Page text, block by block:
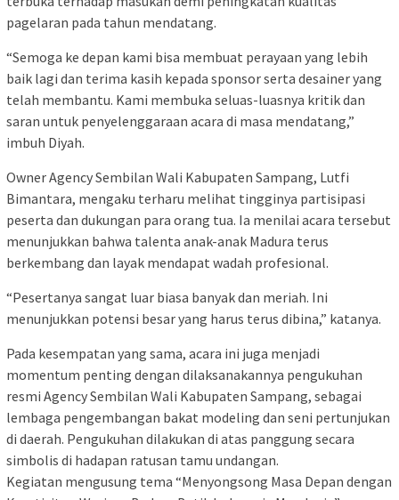
pagelaran pada tahun mendatang.
“Semoga ke depan kami bisa membuat perayaan yang lebih
baik lagi dan terima kasih kepada sponsor serta desainer yang
telah membantu. Kami membuka seluas-luasnya kritik dan
saran untuk penyelenggaraan acara di masa mendatang,”
imbuh Diyah.
Owner Agency Sembilan Wali Kabupaten Sampang, Lutfi
Bimantara, mengaku terharu melihat tingginya partisipasi
peserta dan dukungan para orang tua. Ia menilai acara tersebut
menunjukkan bahwa talenta anak-anak Madura terus
berkembang dan layak mendapat wadah profesional.
“Pesertanya sangat luar biasa banyak dan meriah. Ini
menunjukkan potensi besar yang harus terus dibina,” katanya.
Pada kesempatan yang sama, acara ini juga menjadi
momentum penting dengan dilaksanakannya pengukuhan
resmi Agency Sembilan Wali Kabupaten Sampang, sebagai
lembaga pengembangan bakat modeling dan seni pertunjukan
di daerah. Pengukuhan dilakukan di atas panggung secara
simbolis di hadapan ratusan tamu undangan.
Kegiatan mengusung tema “Menyongsong Masa Depan dengan